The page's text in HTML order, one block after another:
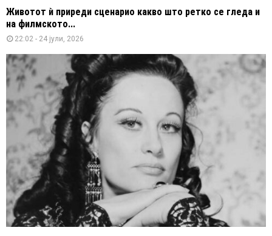
Животот ѝ приреди сценарио какво што ретко се гледа и
на филмското...
22:02 - 24 јули, 2026